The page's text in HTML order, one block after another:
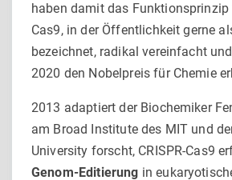
haben damit das Funktionsprinzip
Cas9, in der Öffentlichkeit gerne
bezeichnet, radikal vereinfacht
2020 den Nobelpreis für Chemie
2013 adaptiert der Biochemiker
am Broad Institute des MIT und
University forscht, CRISPR-Cas9
Genom-Editierung in